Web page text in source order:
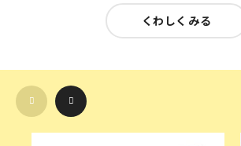
くわしくみる